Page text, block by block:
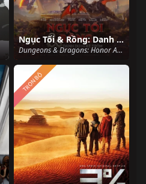
Ngục Tối & Rồng: Danh Dự Của Kẻ Trộm
Dungeons & Dragons: Honor Among Thieves (2023)
TRỌN BỘ